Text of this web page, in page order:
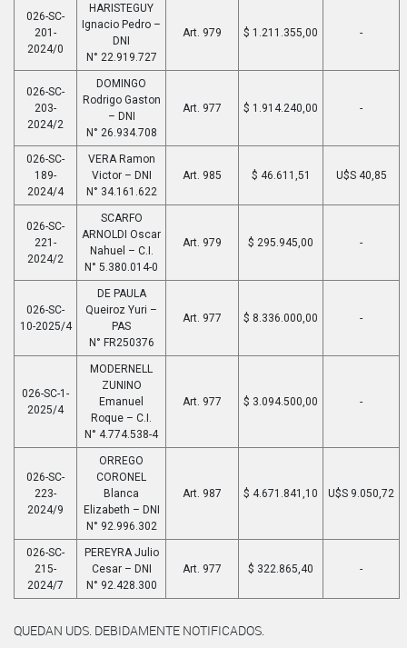
026-SC-
201-
2024/0
HARISTEGUY
Ignacio Pedro –
DNI
N° 22.919.727
Art. 979 $ 1.211.355,00 -
026-SC-
203-
2024/2
DOMINGO
Rodrigo Gaston
– DNI
N° 26.934.708
Art. 977 $ 1.914.240,00 -
026-SC-
189-
2024/4
VERA Ramon
Victor – DNI
N° 34.161.622
Art. 985 $ 46.611,51 U$S 40,85
026-SC-
221-
2024/2
SCARFO
ARNOLDI Oscar
Nahuel – C.I.
N° 5.380.014-0
Art. 979 $ 295.945,00 -
026-SC-
10-2025/4
DE PAULA
Queiroz Yuri –
PAS
N° FR250376
Art. 977 $ 8.336.000,00 -
026-SC-1-
2025/4
MODERNELL
ZUNINO
Emanuel
Roque – C.I.
N° 4.774.538-4
Art. 977 $ 3.094.500,00 -
026-SC-
223-
2024/9
ORREGO
CORONEL
Blanca
Elizabeth – DNI
N° 92.996.302
Art. 987 $ 4.671.841,10 U$S 9.050,72
026-SC-
215-
2024/7
PEREYRA Julio
Cesar – DNI
N° 92.428.300
Art. 977 $ 322.865,40 -
QUEDAN UDS. DEBIDAMENTE NOTIFICADOS.